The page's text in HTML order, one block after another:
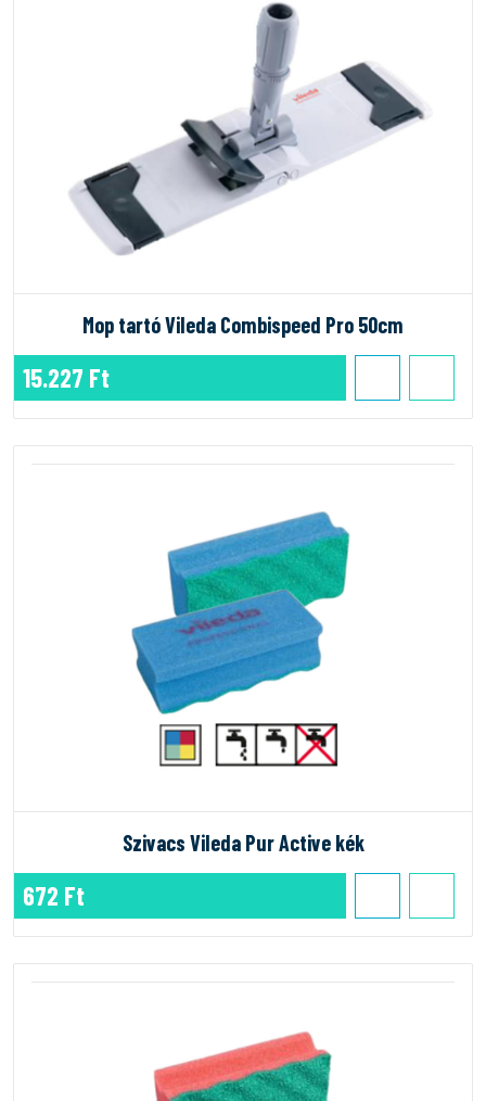
Mop tartó Vileda Combispeed Pro 50cm
15.227 Ft
Szivacs Vileda Pur Active kék
672 Ft